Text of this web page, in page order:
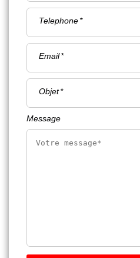
Telephone
Email
Objet
Message